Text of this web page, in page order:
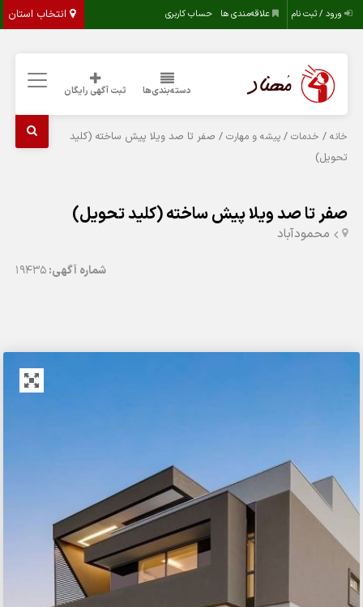
انتخاب استان ورود / ثبت نام علاقه‌مندی ها حساب کاربری
دسته‌بندی‌ها ثبت آگهی رایگان
خانه / خدمات /پیشه و مهارت / صفر تا صد ویلا پیش ساخته (کلید
تحویل)
صفر تا صد ویلا پیش ساخته (کلید تحویل)
محمودآباد
شماره آگهی:19435